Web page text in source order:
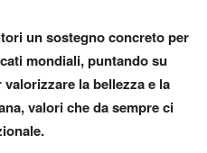
un sostegno concreto per
mondiali, puntando su
la bellezza e la
valori che da sempre ci